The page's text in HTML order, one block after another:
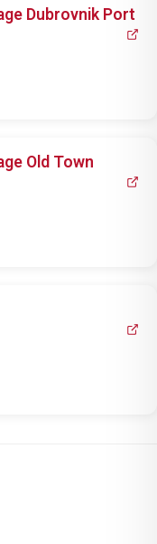
Dubrovnik Port
Old Town